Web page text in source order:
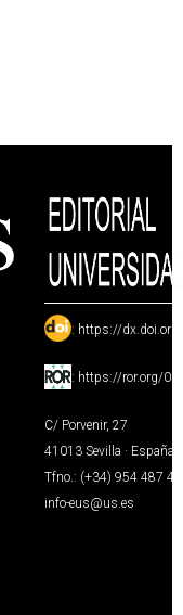
: https://
: https://ror.org/
C/ Porvenir, 27
41013 Sevilla · España
Tfno.: (+34) 954 487
info-eus@us.es